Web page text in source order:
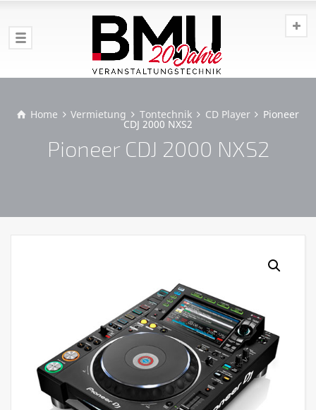
Home Vermietung Tontechnik CD Player Pioneer
CDJ 2000 NXS2
Pioneer CDJ 2000 NXS2